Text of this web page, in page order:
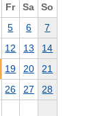
Fr Sa
So
5 6
7
12 13
14
19 20
21
26 27
28